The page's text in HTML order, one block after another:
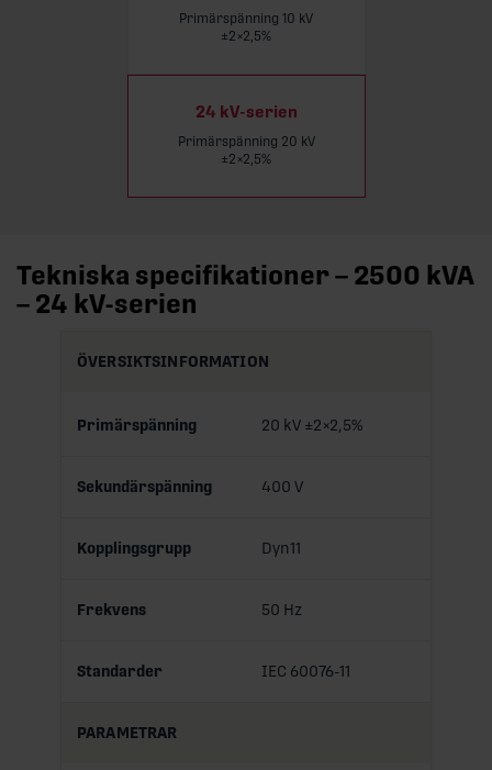
Primärspänning 10 kV
±2×2,5%
24 kV-serien
Primärspänning 20 kV
±2×2,5%
Tekniska specifikationer – 2500 kVA
– 24 kV-serien
ÖVERSIKTSINFORMATION
Primärspänning 20 kV ±2×2,5%
Sekundärspänning 400 V
Kopplingsgrupp Dyn11
Frekvens 50 Hz
Standarder IEC 60076-11
PARAMETRAR